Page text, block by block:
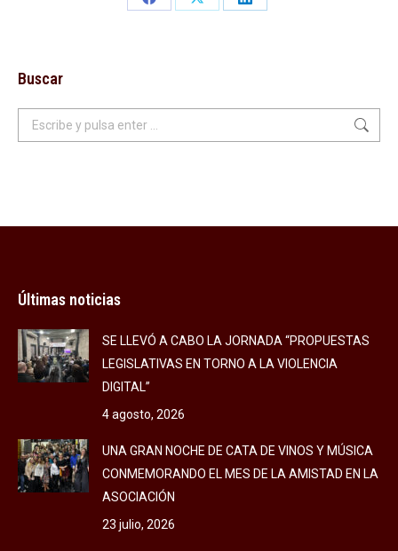
Share
Share
Share
Buscar
Buscar:
Últimas noticias
SE LLEVÓ A CABO LA JORNADA “PROPUESTAS
LEGISLATIVAS EN TORNO A LA VIOLENCIA
DIGITAL”
4 agosto, 2026
UNA GRAN NOCHE DE CATA DE VINOS Y MÚSICA
CONMEMORANDO EL MES DE LA AMISTAD EN LA
ASOCIACIÓN
23 julio, 2026